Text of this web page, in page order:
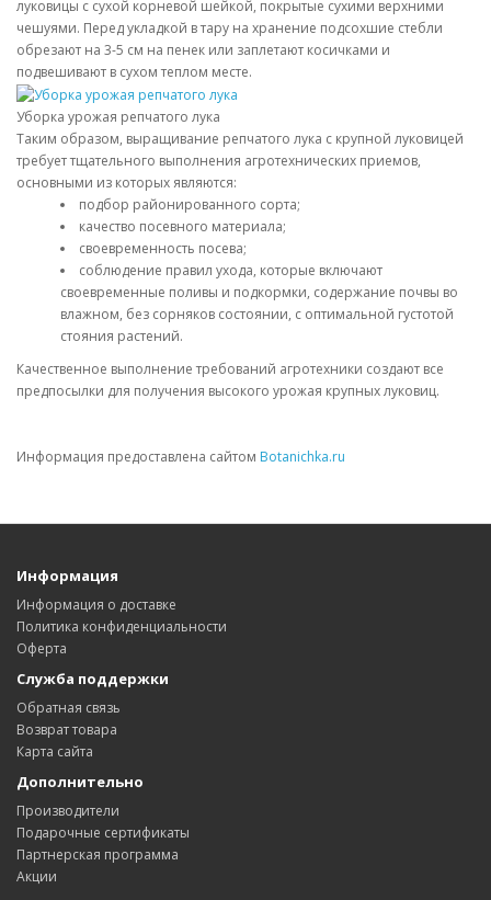
луковицы с сухой корневой шейкой, покрытые сухими верхними
чешуями. Перед укладкой в тару на хранение подсохшие стебли
обрезают на 3-5 см на пенек или заплетают косичками и
подвешивают в сухом теплом месте.
Уборка урожая репчатого лука
Таким образом, выращивание репчатого лука с крупной луковицей
требует тщательного выполнения агротехнических приемов,
основными из которых являются:
подбор районированного сорта;
качество посевного материала;
своевременность посева;
соблюдение правил ухода, которые включают
своевременные поливы и подкормки, содержание почвы во
влажном, без сорняков состоянии, с оптимальной густотой
стояния растений.
Качественное выполнение требований агротехники создают все
предпосылки для получения высокого урожая крупных луковиц.
Информация предоставлена сайтом Botanichka.ru
Информация
Информация о доставке
Политика конфиденциальности
Оферта
Служба поддержки
Обратная связь
Возврат товара
Карта сайта
Дополнительно
Производители
Подарочные сертификаты
Партнерская программа
Акции